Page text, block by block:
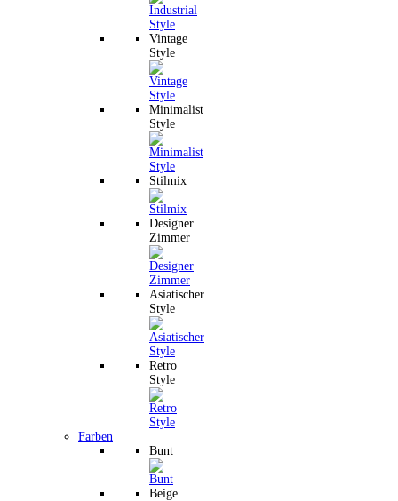
Vintage
Style
Minimalist
Style
Stilmix
Designer
Zimmer
Asiatischer
Style
Retro
Style
Farben
Bunt
Beige